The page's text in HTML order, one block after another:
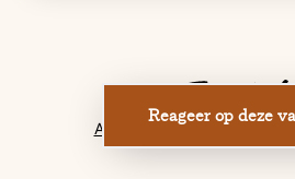
Reageer op deze
Applicant tracking system